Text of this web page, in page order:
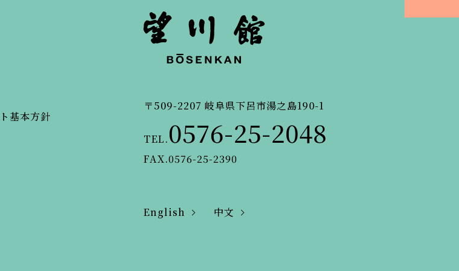
基本方針
〒509-2207 岐阜県下呂市湯之島190-1
TEL.0576-25-2048
FAX.0576-25-2390
English 中文